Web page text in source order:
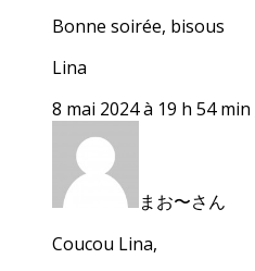
Bonne soirée, bisous
Lina
8 mai 2024 à 19 h 54 min
まお〜さん
Coucou Lina,